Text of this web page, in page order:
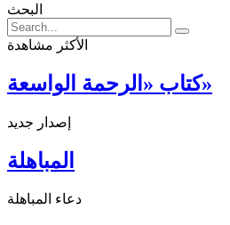
البحث
الأكثر مشاهدة
كتاب «الرحمة الواسعة»
إصدار جديد
المباهلة
دعاء المباهلة